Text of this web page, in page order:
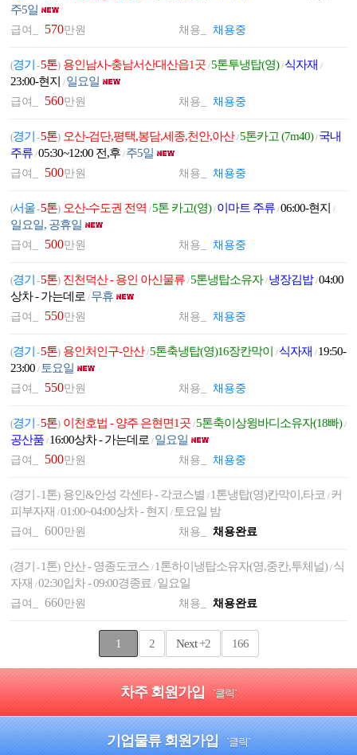
주5일
급여_ 570만원 채용_ 채용중
(경기 -5톤) 용인남사-충남서산대산읍1곳/5톤투냉탑(영)/ 식자재/
23:00-현지/ 일요일
급여_ 560만원 채용_ 채용중
(경기 -5톤) 오산-검단,평택,봉담,세종,천안,아산/5톤카고 (7m40)/ 국내
주류/05:30~12:00 전,후/ 주5일
급여_ 500만원 채용_ 채용중
(서울-5톤) 오산-수도권 전역/5톤 카고(영)/ 이마트 주류/06:00-현지/
일요일, 공휴일
급여_ 500만원 채용_ 채용중
(경기 -5톤) 진천덕산 - 용인 아신물류/5톤냉탑소유자/ 냉장김밥/04:00
상차 - 가는데로/ 무휴
급여_ 550만원 채용_ 채용중
(경기 -5톤) 용인처인구-안산/5톤축냉탑(영)16장칸막이/ 식자재/ 19:50-
23:00/ 토요일
급여_ 550만원 채용_ 채용중
(경기 -5톤) 이천호법 - 양주 은현면1곳/5톤축이상윙바디소유자(18빠)/
공산품/ 16:00상차 - 가는데로/ 일요일
급여_ 500만원 채용_ 채용중
(경기 -1톤) 용인&안성 각센타 - 각코스별/ 1톤냉탑(영)칸막이,타코/ 커
피부자재/01:00~04:00상차 - 현지/ 토요일 밤
급여_600만원 채용_ 채용완료
(경기 -1톤) 안산 - 영종도코스/ 1톤하이냉탑소유자(영,중칸,투체널)/ 식
자재/02:30입차 - 09:00경종료/ 일요일
급여_660만원 채용_ 채용완료
1 2 Next+2 166
차주 회원가입 `클릭`
기업물류 회원가입 `클릭`